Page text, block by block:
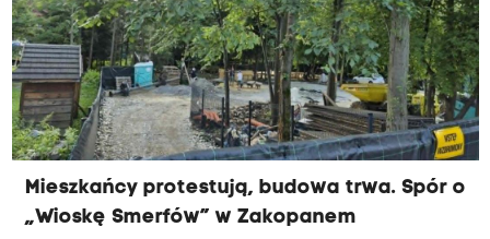
Mieszkańcy protestują, budowa trwa. Spór o
„Wioskę Smerfów” w Zakopanem